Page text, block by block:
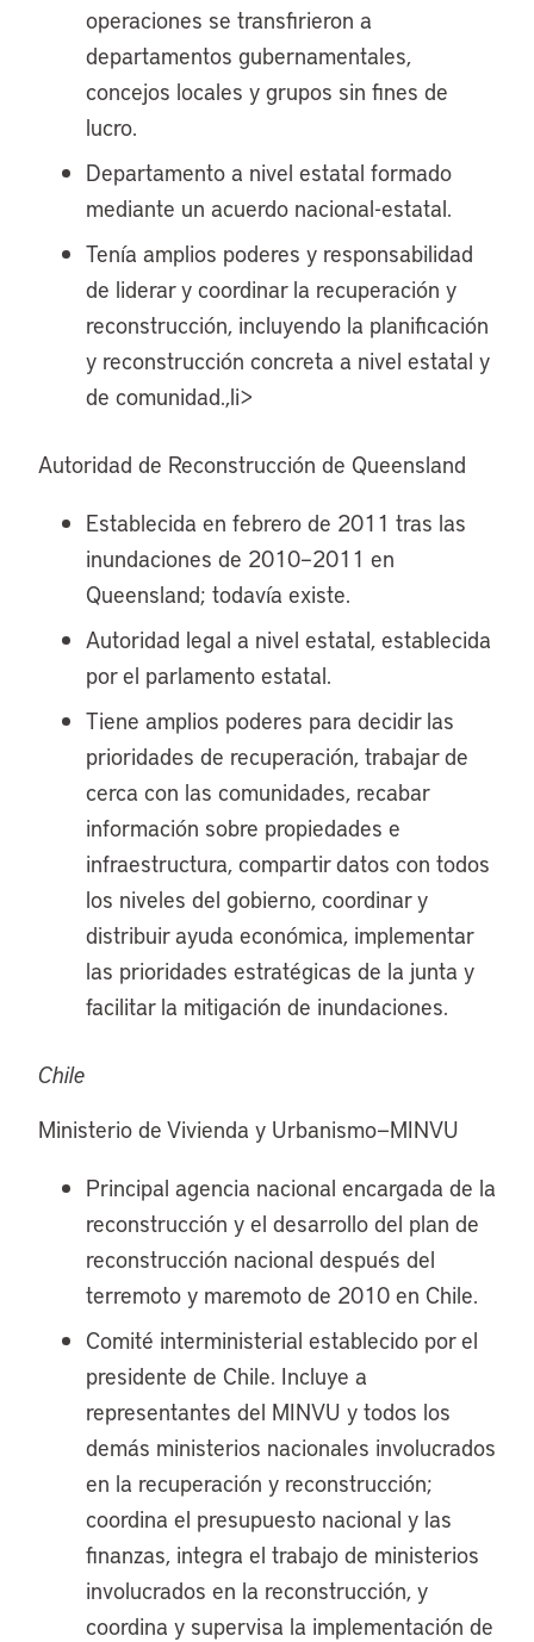
operaciones se transfirieron a
departamentos gubernamentales,
concejos locales y grupos sin fines de
lucro.
Departamento a nivel estatal formado
mediante un acuerdo nacional-estatal.
Tenía amplios poderes y responsabilidad
de liderar y coordinar la recuperación y
reconstrucción, incluyendo la planificación
y reconstrucción concreta a nivel estatal y
de comunidad.,li>
Autoridad de Reconstrucción de Queensland
Establecida en febrero de 2011 tras las
inundaciones de 2010–2011 en
Queensland; todavía existe.
Autoridad legal a nivel estatal, establecida
por el parlamento estatal.
Tiene amplios poderes para decidir las
prioridades de recuperación, trabajar de
cerca con las comunidades, recabar
información sobre propiedades e
infraestructura, compartir datos con todos
los niveles del gobierno, coordinar y
distribuir ayuda económica, implementar
las prioridades estratégicas de la junta y
facilitar la mitigación de inundaciones.
Chile
Ministerio de Vivienda y Urbanismo—MINVU
Principal agencia nacional encargada de la
reconstrucción y el desarrollo del plan de
reconstrucción nacional después del
terremoto y maremoto de 2010 en Chile.
Comité interministerial establecido por el
presidente de Chile. Incluye a
representantes del MINVU y todos los
demás ministerios nacionales involucrados
en la recuperación y reconstrucción;
coordina el presupuesto nacional y las
finanzas, integra el trabajo de ministerios
involucrados en la reconstrucción, y
coordina y supervisa la implementación de